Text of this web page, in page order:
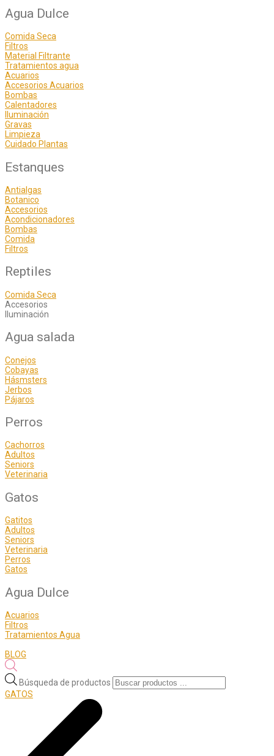
Agua Dulce
Comida Seca
Filtros
Material Filtrante
Tratamientos agua
Acuarios
Accesorios Acuarios
Bombas
Calentadores
Iluminación
Gravas
Limpieza
Cuidado Plantas
Estanques
Antialgas
Botanico
Accesorios
Acondicionadores
Bombas
Comida
Filtros
Reptiles
Comida Seca
Accesorios
Iluminación
Agua salada
Conejos
Cobayas
Hásmsters
Jerbos
Pájaros
Perros
Cachorros
Adultos
Seniors
Veterinaria
Gatos
Gatitos
Adultos
Seniors
Veterinaria
Perros
Gatos
Agua Dulce
Acuarios
Filtros
Tratamientos Agua
BLOG
Búsqueda de productos
GATOS